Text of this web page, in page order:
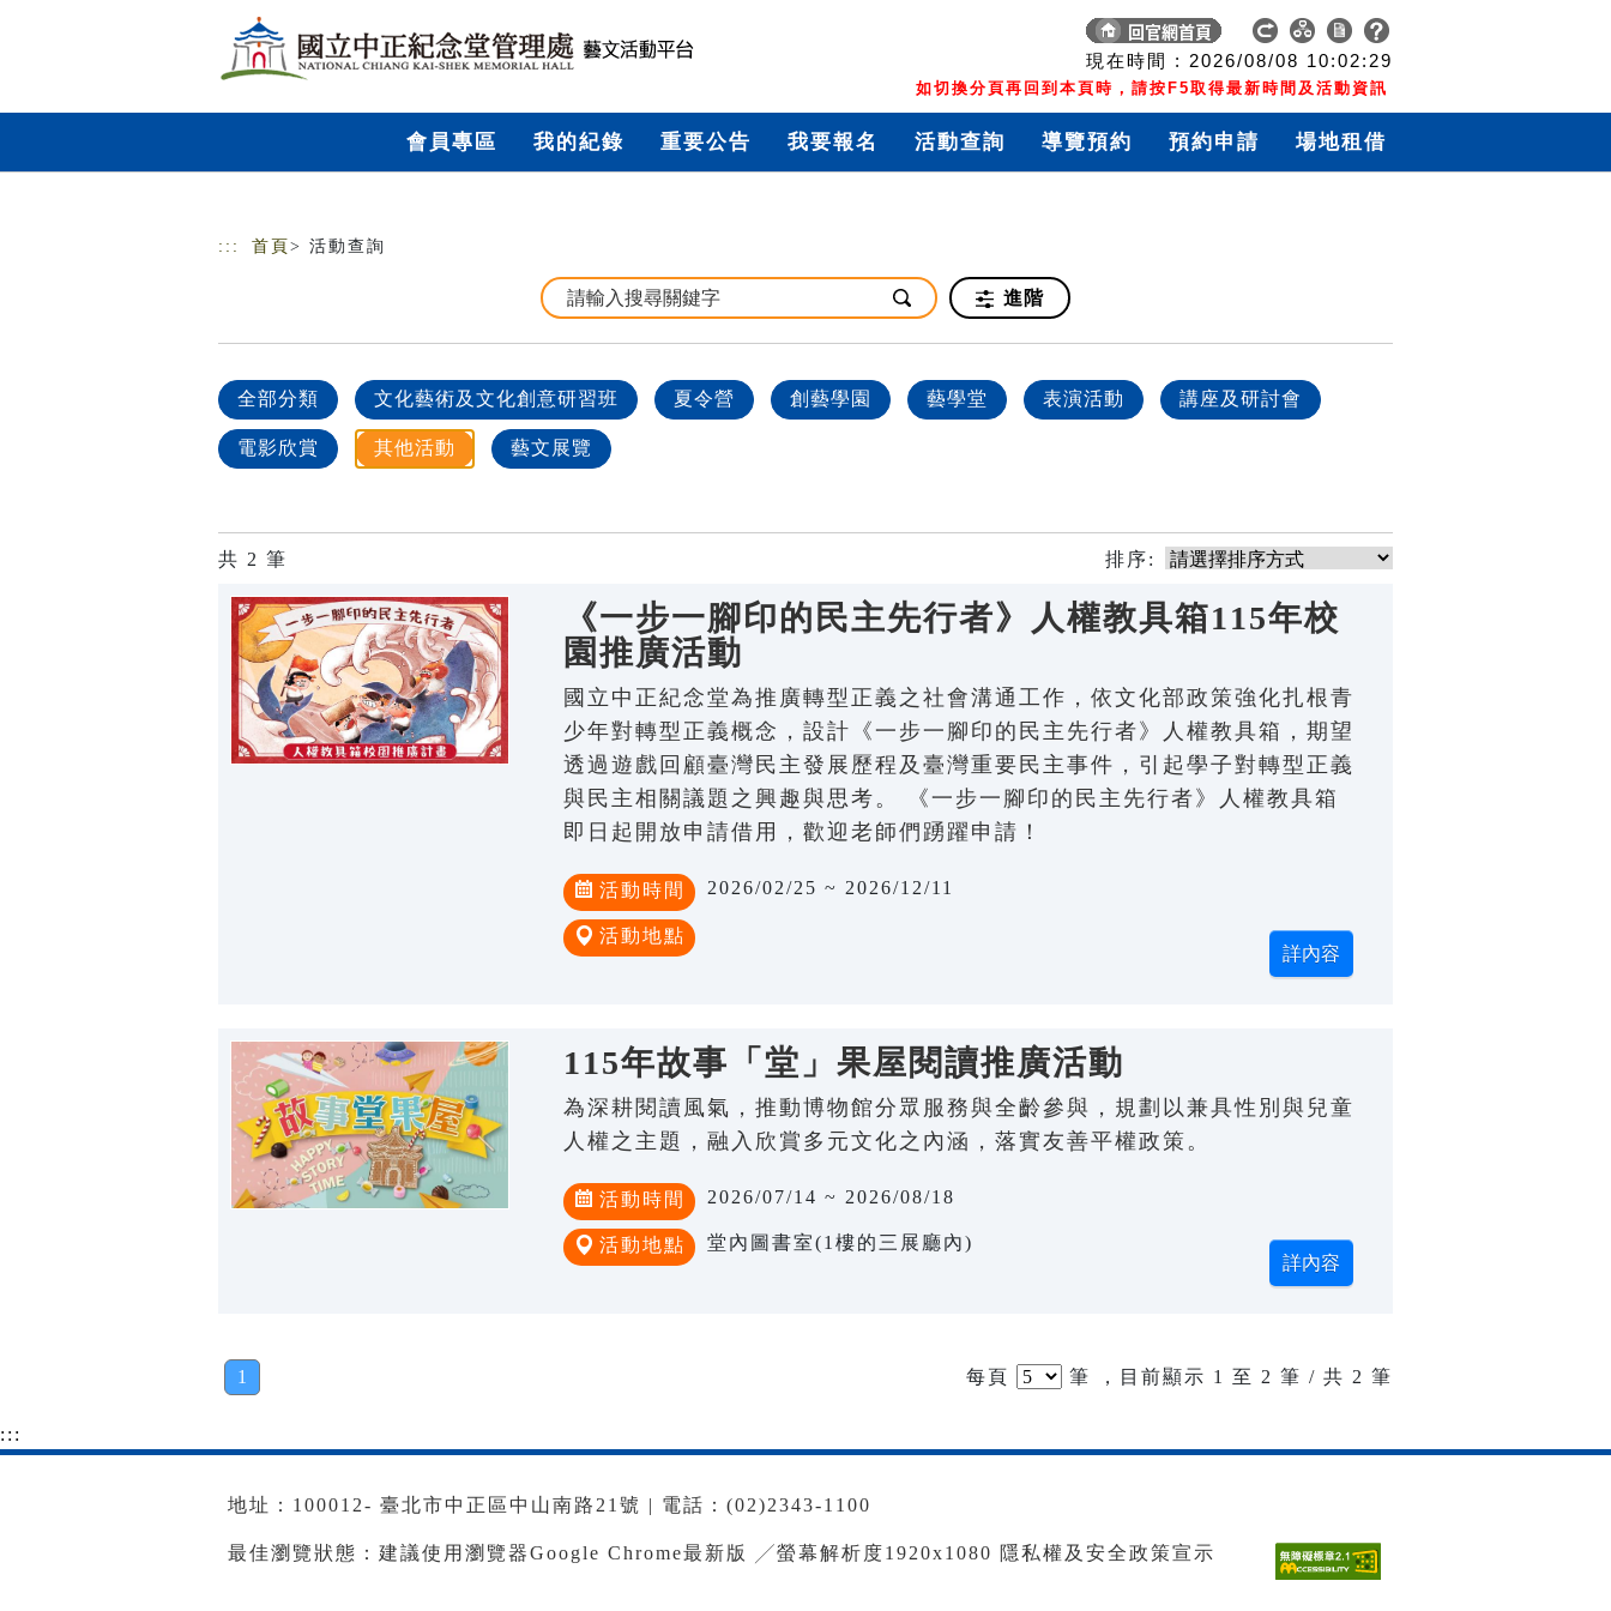
現在時間 : 2026/08/08 10:02:29
如切換分頁再回到本頁時，請按F5取得最新時間及活動資訊
會員專區 我的紀錄 重要公告 我要報名 活動查詢 導覽預約 預約申請 場地租借
::: 首頁 > 活動查詢
進階
全部分類 文化藝術及文化創意研習班 夏令營 創藝學園 藝學堂 表演活動 講座及研討會
電影欣賞 其他活動 藝文展覽
共 2 筆 排序:
《一步一腳印的民主先行者》人權教具箱115年校
園推廣活動
國立中正紀念堂為推廣轉型正義之社會溝通工作，依文化部政策強化扎根青
少年對轉型正義概念，設計《一步一腳印的民主先行者》人權教具箱，期望
透過遊戲回顧臺灣民主發展歷程及臺灣重要民主事件，引起學子對轉型正義
與民主相關議題之興趣與思考。 《一步一腳印的民主先行者》人權教具箱
即日起開放申請借用，歡迎老師們踴躍申請！
活動時間 2026/02/25 ~ 2026/12/11
活動地點
115年故事「堂」果屋閱讀推廣活動
為深耕閱讀風氣，推動博物館分眾服務與全齡參與，規劃以兼具性別與兒童
人權之主題，融入欣賞多元文化之內涵，落實友善平權政策。
活動時間 2026/07/14 ~ 2026/08/18
活動地點 堂內圖書室(1樓的三展廳內)
1 每頁 筆 ，目前顯示 1 至 2 筆 / 共 2 筆
:::
地址：100012- 臺北市中正區中山南路21號 | 電話：(02)2343-1100
最佳瀏覽狀態：建議使用瀏覽器Google Chrome最新版 ╱螢幕解析度1920x1080 隱私權及安全政策宣示